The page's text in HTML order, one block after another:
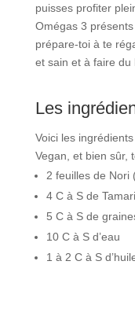
puisses profiter
Omégas 3 présents
prépare-toi à te
et sain et à faire du
Les
Voici les
Vegan, et bien sûr,
2 feuilles de Nori
4 C à S de
5 C à S de
10 C à S d’eau
1 à 2 C à S